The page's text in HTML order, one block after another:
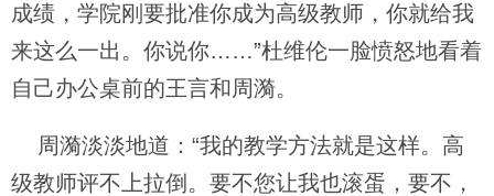
成绩，学院刚要批准你成为高级教师，你就给我
来这么一出。你说你……”杜维伦一脸愤怒地看着
自己办公桌前的王言和周漪。
周漪淡淡地道：“我的教学方法就是这样。高
级教师评不上拉倒。要不您让我也滚蛋，要不，